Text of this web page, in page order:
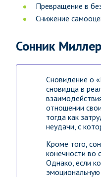
Превращение в
Снижение
Сонник
Сновидение о
сновидца в
отношении
тогда как
неудачи, с
Кроме того,
конечности во
Однако, если